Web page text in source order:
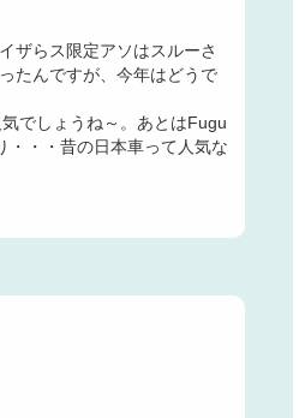
ザらス限定アソはスルーさ
たんですが、今年はどうで
でしょうね～。あとはFugu
・・・昔の日本車って人気な